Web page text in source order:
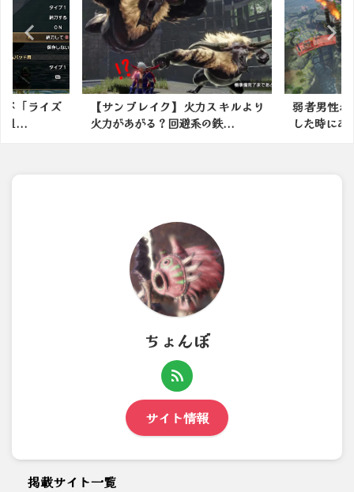
力スキルより
の鉄...
弱者男性がモンハンの世界に転生
した時にありがちなことｗ...
今日の
わ〜：
ちょんぼ
サイト情報
掲載サイト一覧